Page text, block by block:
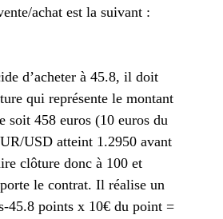
achat est la suivant :
d’acheter à 45.8, il doit
qui représente le montant
soit 458 euros (10 euros du
USD atteint 1.2950 avant
clôture donc à 100 et
le contrat. Il réalise un
45.8 points x 10€ du point =